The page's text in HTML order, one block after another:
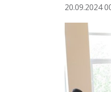
20.09.2024